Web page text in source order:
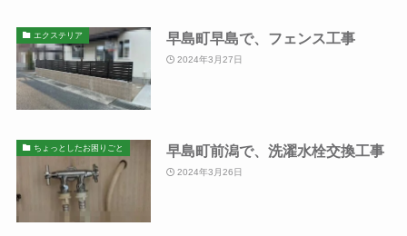
エクステリア 早島町早島で、フェンス工事
2024年3月27日
ちょっとしたお困りごと 早島町前潟で、洗濯水栓交換工事
2024年3月26日